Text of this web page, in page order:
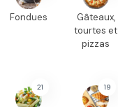
Fondues
Gâteaux,
tourtes et
pizzas
21 19